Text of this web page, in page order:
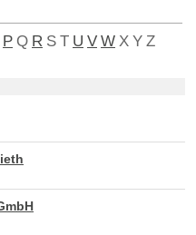
P Q R S T U V W X Y Z